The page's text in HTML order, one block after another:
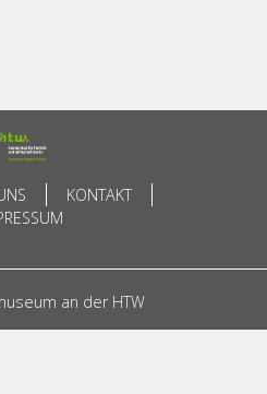
KONTAKT
an der HTW